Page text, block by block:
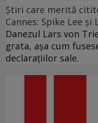
Ştiri care merită
Cannes: Spike Lee
Danezul Lars von
grata, aşa cum
declaraţiilor sale.